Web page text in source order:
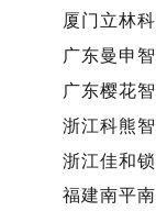
厦门立林
广东曼申
广东樱花
浙江科熊
浙江佳和
福建南平